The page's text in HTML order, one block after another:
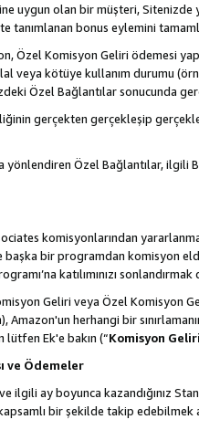
uygun olan bir müşteri,
tanımlanan bonus eylemini
Özel Komisyon Geliri ödemesi
veya kötüye kullanım durumu
Özel Bağlantılar sonucunda
gerçekten gerçekleşip
Özel Bağlantılar, ilgili
komisyonlarından
başka bir programdan komisyon
katılımınızı
Geliri veya Özel Komisyon
Amazon'un herhangi bir
lütfen Ek'e bakın (“Komisyon
ve Ödemeler
ve ilgili ay boyunca kazandığınız
bir şekilde takip edebilmek